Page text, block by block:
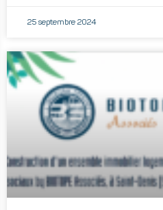
25 septembre 2024